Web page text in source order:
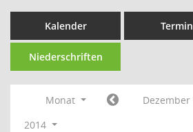
Kalender
Niederschriften
Monat
Dezember
2014